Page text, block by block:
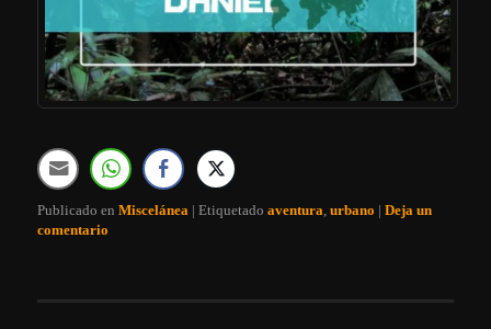
Publicado en Miscelánea |Etiquetado aventura,urbano |Deja un
comentario